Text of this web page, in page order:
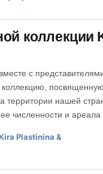
коллекции
с
территории нашей
численности и ареала